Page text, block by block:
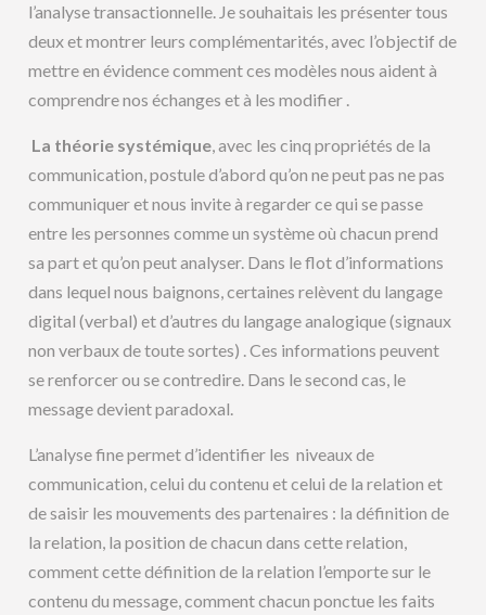
l’analyse transactionnelle. Je souhaitais les présenter tous
deux et montrer leurs complémentarités, avec l’objectif de
mettre en évidence comment ces modèles nous aident à
comprendre nos échanges et à les modifier .
La théorie systémique, avec les cinq propriétés de la
communication, postule d’abord qu’on ne peut pas ne pas
communiquer et nous invite à regarder ce qui se passe
entre les personnes comme un système où chacun prend
sa part et qu’on peut analyser. Dans le flot d’informations
dans lequel nous baignons, certaines relèvent du langage
digital (verbal) et d’autres du langage analogique (signaux
non verbaux de toute sortes) . Ces informations peuvent
se renforcer ou se contredire. Dans le second cas, le
message devient paradoxal.
L’analyse fine permet d’identifier les niveaux de
communication, celui du contenu et celui de la relation et
de saisir les mouvements des partenaires : la définition de
la relation, la position de chacun dans cette relation,
comment cette définition de la relation l’emporte sur le
contenu du message, comment chacun ponctue les faits